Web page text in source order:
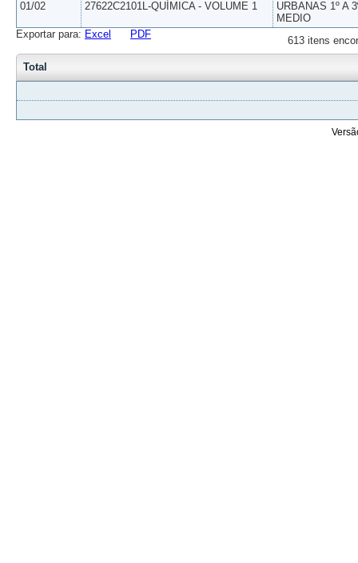
01/02 27622C2101L-QUÍMICA - VOLUME 1
URBANAS 1º A
MEDIO
613 itens
Exportar para: Excel PDF
Total